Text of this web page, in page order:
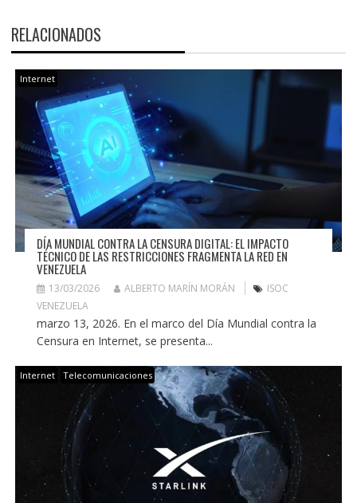
RELACIONADOS
Internet
DÍA MUNDIAL CONTRA LA CENSURA DIGITAL: EL IMPACTO
TÉCNICO DE LAS RESTRICCIONES FRAGMENTA LA RED EN
VENEZUELA
13/03/2026 ALBERTO MARÍN MORÁN
ISOC
VENEZUELA
marzo 13, 2026. En el marco del Día Mundial contra la
Censura en Internet, se presenta...
Internet Telecomunicaciones